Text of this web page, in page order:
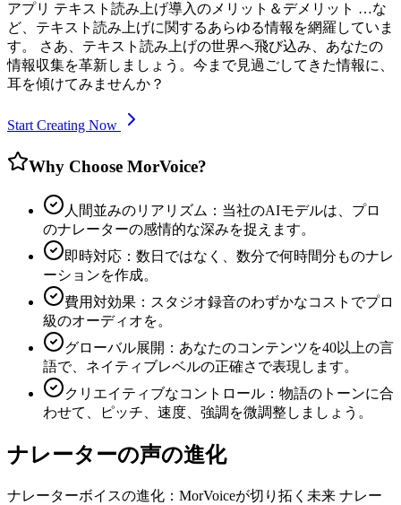
アプリ テキスト読み上げ導入のメリット＆デメリット …な
ど、テキスト読み上げに関するあらゆる情報を網羅していま
す。 さあ、テキスト読み上げの世界へ飛び込み、あなたの
情報収集を革新しましょう。今まで見過ごしてきた情報に、
耳を傾けてみませんか？
Start Creating Now
Why Choose MorVoice?
人間並みのリアリズム：当社のAIモデルは、プロ
のナレーターの感情的な深みを捉えます。
即時対応：数日ではなく、数分で何時間分ものナレ
ーションを作成。
費用対効果：スタジオ録音のわずかなコストでプロ
級のオーディオを。
グローバル展開：あなたのコンテンツを40以上の言
語で、ネイティブレベルの正確さで表現します。
クリエイティブなコントロール：物語のトーンに合
わせて、ピッチ、速度、強調を微調整しましょう。
ナレーターの声の進化
ナレーターボイスの進化：MorVoiceが切り拓く未来 ナレー